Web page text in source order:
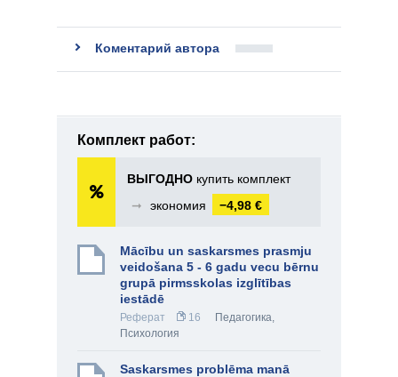
Коментарий автора
Комплект работ:
ВЫГОДНО купить комплект
➞
экономия −4,98 €
Mācību un saskarsmes prasmju
veidošana 5 - 6 gadu vecu bērnu
grupā pirmsskolas izglītības
iestādē
Реферат 16 Педагогика,
Психология
Saskarsmes problēma manā